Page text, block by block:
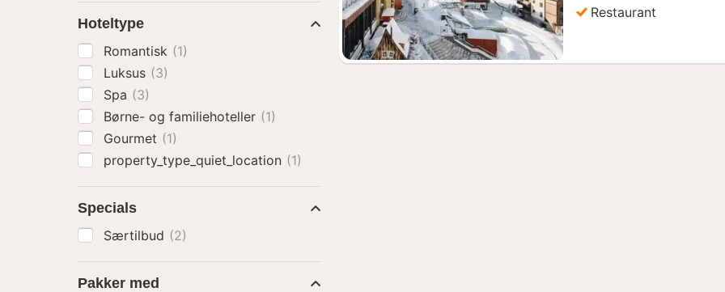
Restaurant
Hoteltype
Romantisk (1)
Luksus (3)
Spa (3)
Børne- og familiehoteller (1)
Gourmet (1)
property_type_quiet_location (1)
Specials
Særtilbud (2)
Pakker med